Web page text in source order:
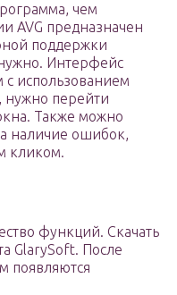
чем
AVG предназначен
поддержки
Интерфейс
использованием
нужно перейти
Также можно
наличие ошибок,
кликом.
функций. Скачать
GlarySoft. После
появляются